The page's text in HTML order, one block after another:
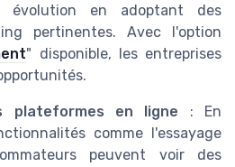
en adoptant des
pertinentes. Avec l'option
" disponible, les entreprises
plateformes en ligne : En
comme l'essayage
peuvent voir des